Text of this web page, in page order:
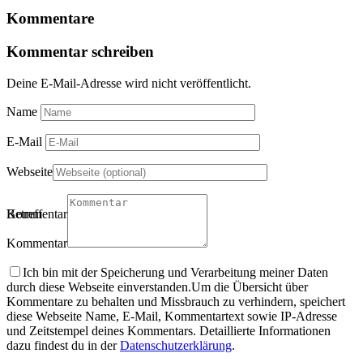
Kommentare
Kommentar schreiben
Deine E-Mail-Adresse wird nicht veröffentlicht.
Name
E-Mail
Webseite
Betreff
Kommentartitel
Kommentar
Ich bin mit der Speicherung und Verarbeitung meiner Daten
durch diese Webseite einverstanden.Um die Übersicht über
Kommentare zu behalten und Missbrauch zu verhindern, speichert
diese Webseite Name, E-Mail, Kommentartext sowie IP-Adresse
und Zeitstempel deines Kommentars. Detaillierte Informationen
dazu findest du in derDatenschutzerklärung.